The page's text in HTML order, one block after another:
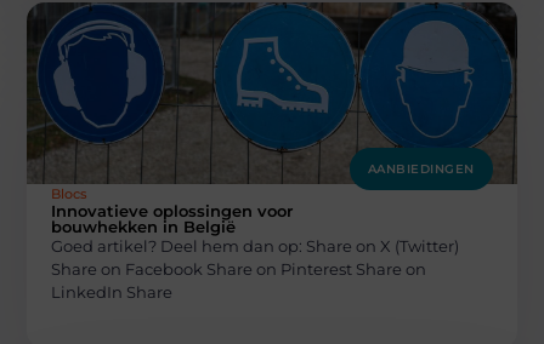
AANBIEDINGEN
Blocs
Innovatieve oplossingen voor
bouwhekken in België
Goed artikel? Deel hem dan op: Share on X (Twitter)
Share on Facebook Share on Pinterest Share on
LinkedIn Share